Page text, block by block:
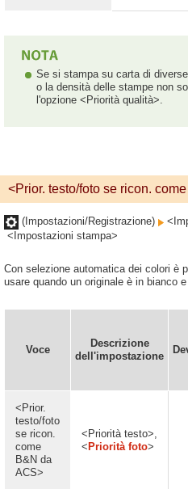
Se si stampa su carta di
o la densità delle stampe non
l'opzione <Priorità qualità>.
<Prior. testo/foto se ricon.
(Impostazioni/Registrazione)
<Impostazioni stampa>
Con selezione automatica dei colori è
usare quando un originale è in bianco e
Voce
Descrizione
dell'impostazione
<Prior.
testo/foto
se ricon.
come
B&N da
ACS>
<Priorità testo>,
< Priorità foto>